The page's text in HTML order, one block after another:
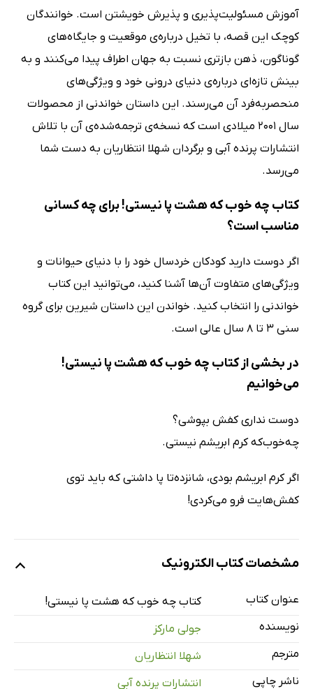
آموزش مسئولیت‌پذیری و پذیرش خویشتن است. خوانندگان
کوچک این قصه، با تخیل درباره‌ی موقعیت و جایگاه‌های
گوناگون، ذهن باز‌تری نسبت به جهان اطراف پیدا می‌کنند و به
بینش تازه‌ای درباره‌ی دنیای درونی خود و ویژگی‌های
منحصر‌به‌فرد آن می‌رسند. این داستان خواندنی از محصولات
سال 2001 میلادی است که نسخه‌ی ترجمه‌شده‌ی آن با تلاش
انتشارات پرنده آبی و برگردان شهلا انتظاریان به دست شما
می‌رسد.
کتاب چه خوب که هشت پا نیستی! برای چه کسانی
مناسب است؟
اگر دوست دارید کودکان خردسال خود را با دنیای حیوانات و
ویژگی‌های متفاوت آن‌ها آشنا کنید، می‌توانید این کتاب
خواندنی را انتخاب کنید. خواندن این داستان شیرین برای گروه
سنی 3 تا 8 سال عالی است.
در بخشی از کتاب چه خوب که هشت پا نیستی!
می‌خوانیم
دوست نداری کفش بپوشی؟
چه‌خوب‌که کرم ابریشم نیستی.
اگر کرم ابریشم بودی، شانزده‌تا پا داشتی که باید توی
کفش‌هایت فرو می‌کردی!
مشخصات کتاب الکترونیک
عنوان کتاب
کتاب چه خوب که هشت پا نیستی!
نویسنده
جولی مارکز
مترجم
شهلا انتظاریان
ناشر چاپی
انتشارات پرنده آبی